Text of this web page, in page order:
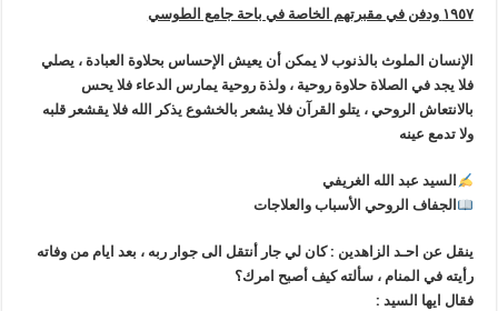
١٩٥٧ ودفن في مقبرتهم الخاصة في باحة جامع الطوسي
الإنسان الملوث بالذنوب لا يمكن أن يعيش الإحساس بحلاوة العبادة ، يصلي
فلا يجد في الصلاة حلاوة روحية ، ولذة روحية يمارس الدعاء فلا يحس
بالانتعاش الروحي ، يتلو القرآن فلا يشعر بالخشوع يذكر الله فلا يقشعر قلبه
ولا تدمع عينه
السيد عبد الله الغريفي
الجفاف الروحي الأسباب والعلاجات
ينقل عن احـد الزاهدين : كان لي جار أنتقل الى جوار ربه ، بعد ايام من وفاته
رأيته في المنام ، سألته كيف أصبح امرك؟
فقال ايها السيد :